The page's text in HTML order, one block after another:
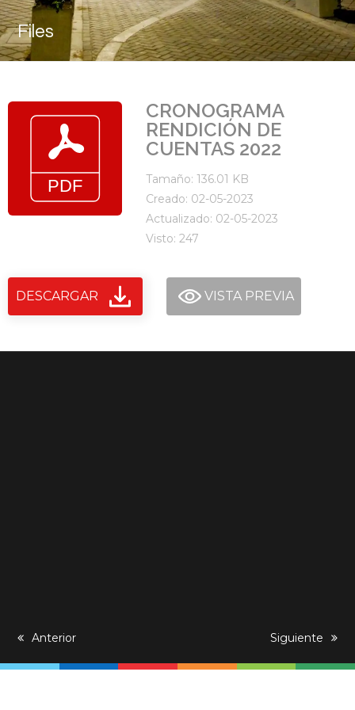
Files
CRONOGRAMA
RENDICIÓN DE
CUENTAS 2022
Tamaño: 136.01 KB
Creado: 02-05-2023
Actualizado: 02-05-2023
Visto: 247
DESCARGAR VISTA PREVIA
previous
Anterior
next
Siguiente